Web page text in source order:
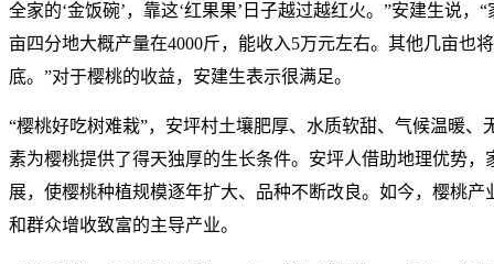
全家的‘金饭碗’，靠这‘红果果’日子越过越红火。”安建生说，
亩四分地大概产量在4000斤，能收入5万元左右。其他几亩也
底。”对于樱桃的收益，安建生表示很满足。
“樱桃好吃树难栽”，安坪村土壤肥厚、水质软甜、气候温暖
素为樱桃提供了得天独厚的生长条件。安坪人借助地理优势，
展，使樱桃种植规模逐年扩大、品种不断改良。如今，樱桃
和群众增收致富的主导产业。